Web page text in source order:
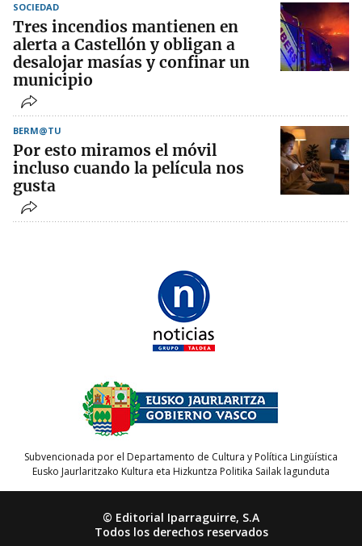
SOCIEDAD
Tres incendios mantienen en
alerta a Castellón y obligan a
desalojar masías y confinar un
municipio
BERM@TU
Por esto miramos el móvil
incluso cuando la película nos
gusta
Subvencionada por el Departamento de Cultura y Política Lingüística
Eusko Jaurlaritzako Kultura eta Hizkuntza Politika Sailak lagunduta
© Editorial Iparraguirre, S.A
Todos los derechos reservados